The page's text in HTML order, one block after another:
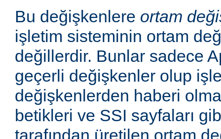
Bu değişkenlere ortam
işletim sisteminin ortam
değillerdir. Bunlar sadece
geçerli değişkenler olup
değişkenlerden haberi
betikleri ve SSI sayfaları
tarafından üretilen ortam